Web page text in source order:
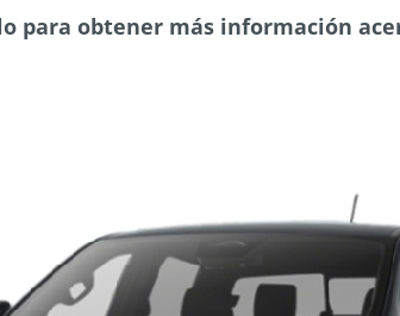
para obtener más información